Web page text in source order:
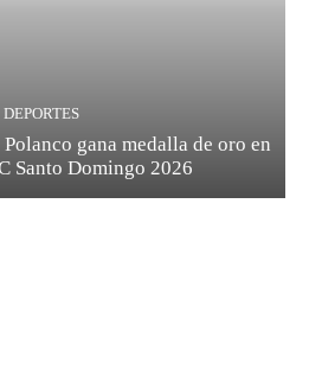
DEPORTES
gana medalla de oro en
Santo Domingo 2026